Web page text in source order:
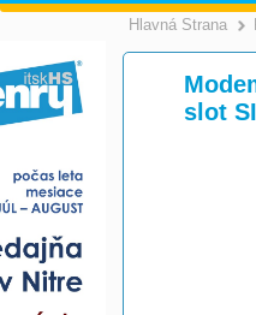
Hlavná Strana
slot